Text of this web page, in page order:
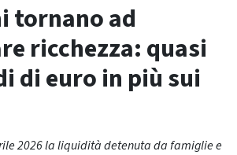
tornano ad
ricchezza: quasi
di euro in più sui
2026 la liquidità detenuta da famiglie e